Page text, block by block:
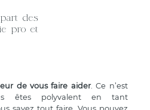
des
pro et
de vous faire aider. Ce n’est
êtes polyvalent en tant